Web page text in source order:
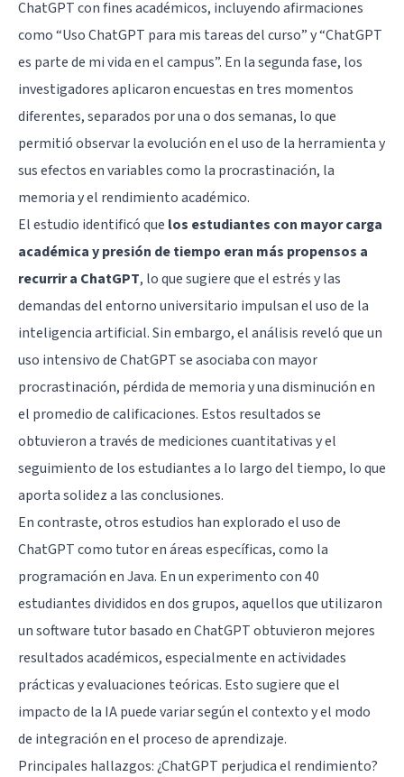
ChatGPT con fines académicos, incluyendo afirmaciones
como “Uso ChatGPT para mis tareas del curso” y “ChatGPT
es parte de mi vida en el campus”. En la segunda fase, los
investigadores aplicaron encuestas en tres momentos
diferentes, separados por una o dos semanas, lo que
permitió observar la evolución en el uso de la herramienta y
sus efectos en variables como la procrastinación, la
memoria y el rendimiento académico.
El estudio identificó que los estudiantes con mayor carga
académica y presión de tiempo eran más propensos a
recurrir a ChatGPT, lo que sugiere que el estrés y las
demandas del entorno universitario impulsan el uso de la
inteligencia artificial. Sin embargo, el análisis reveló que un
uso intensivo de ChatGPT se asociaba con mayor
procrastinación, pérdida de memoria y una disminución en
el promedio de calificaciones. Estos resultados se
obtuvieron a través de mediciones cuantitativas y el
seguimiento de los estudiantes a lo largo del tiempo, lo que
aporta solidez a las conclusiones.
En contraste, otros estudios han explorado el uso de
ChatGPT como tutor en áreas específicas, como la
programación en Java. En un experimento con 40
estudiantes divididos en dos grupos, aquellos que utilizaron
un software tutor basado en ChatGPT obtuvieron mejores
resultados académicos, especialmente en actividades
prácticas y evaluaciones teóricas. Esto sugiere que el
impacto de la IA puede variar según el contexto y el modo
de integración en el proceso de aprendizaje.
Principales hallazgos: ¿ChatGPT perjudica el rendimiento?